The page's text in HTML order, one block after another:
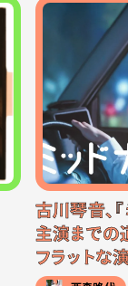
古川琴音、
主演までの
フラットな